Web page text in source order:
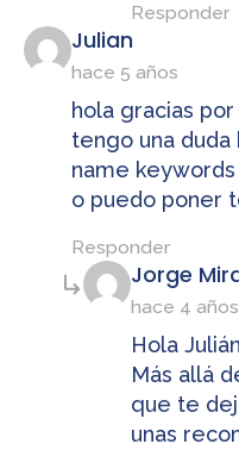
Responder
Julian
hace 5 años
hola gracias
tengo una
name keywords
o puedo poner
Responder
Jorge
hace 4 años
Hola
Más allá
que te
unas